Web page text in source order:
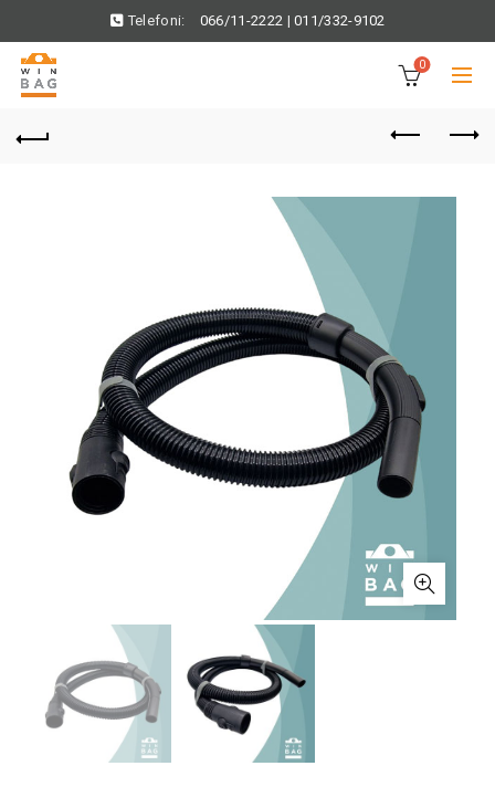
Telefoni: 066/11-2222 |011/332-9102
0